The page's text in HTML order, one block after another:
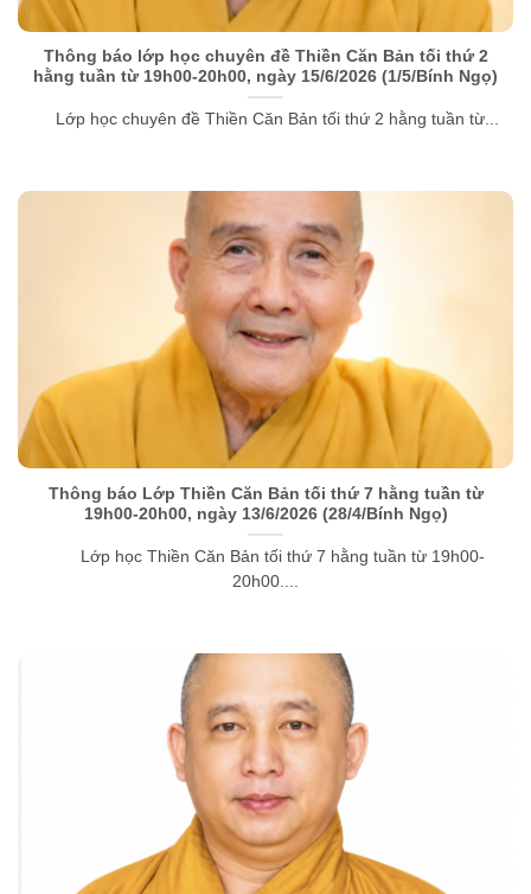
Thông báo lớp học chuyên đề Thiền Căn Bản tối thứ 2
hằng tuần từ 19h00-20h00, ngày 15/6/2026 (1/5/Bính Ngọ)
Lớp học chuyên đề Thiền Căn Bản tối thứ 2 hằng tuần từ...
Thông báo Lớp Thiền Căn Bản tối thứ 7 hằng tuần từ
19h00-20h00, ngày 13/6/2026 (28/4/Bính Ngọ)
Lớp học Thiền Căn Bản tối thứ 7 hằng tuần từ 19h00-
20h00....